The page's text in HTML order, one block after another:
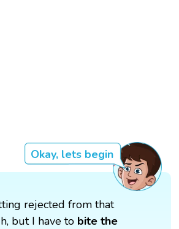
Okay, lets begin
rejected from that
but I have to bite the